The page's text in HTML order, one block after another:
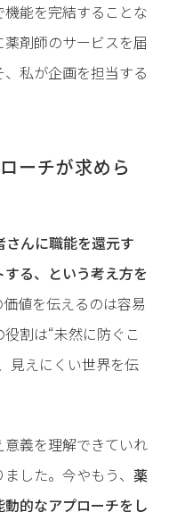
能を完結することな
剤師のサービスを届
私が企画を担当する
ーチが求めら
んに職能を還元す
る、という考え方を
値を伝えるのは容易
割は“未然に防ぐこ
見えにくい世界を伝
義を理解できていれ
した。今やもう、 薬
的なアプローチをし